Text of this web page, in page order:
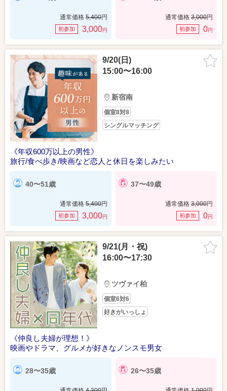
通常価格 5,400円
初参加 3,000円
通常価格 3,000円
初参加 0円
9/20(日)
15:00〜16:00
新宿南
個室8対8
シングルマッチング
《年収600万以上の男性》
旅行/食べ歩き/映画など恋人と休日を楽しみたい
40〜51歳
通常価格 5,400円
初参加 3,000円
37〜49歳
通常価格 3,000円
初参加 0円
9/21(月・祝)
16:00〜17:30
ツヴァイ柏
個室6対6
好きがいっしょ
《仲良し夫婦が理想！》
映画やドラマ、グルメが好きなノンスモ男女
28〜35歳 26〜35歳